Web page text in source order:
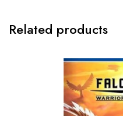
Related products